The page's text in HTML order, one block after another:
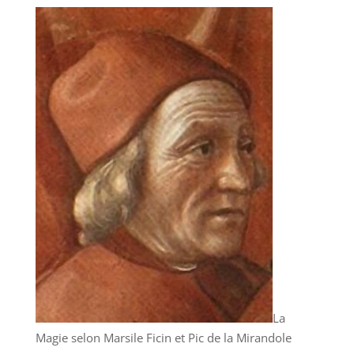
La
Magie selon Marsile Ficin et Pic de la Mirandole